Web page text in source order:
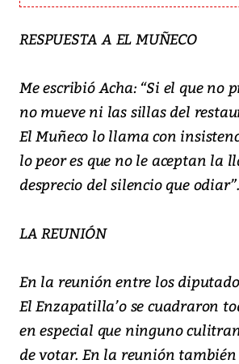
RESPUESTA A EL MUÑECO
Me escribió Acha: “Si el que no
no mueve ni las sillas del
El Muñeco lo llama con
lo peor es que no le aceptan la
desprecio del silencio que
LA REUNIÓN
En la reunión entre los
El Enzapatilla’o se cuadraron
en especial que ninguno
de votar. En la reunión